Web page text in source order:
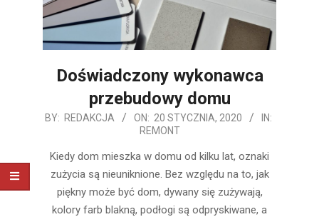
Doświadczony wykonawca
przebudowy domu
2020-
20
BY: REDAKCJA ON: 20 STYCZNIA, 2020
IN:
REMONT
Kiedy dom mieszka w domu od kilku lat, oznaki
zużycia są nieuniknione. Bez względu na to, jak
piękny może być dom, dywany się zużywają,
kolory farb blakną, podłogi są odpryskiwane, a